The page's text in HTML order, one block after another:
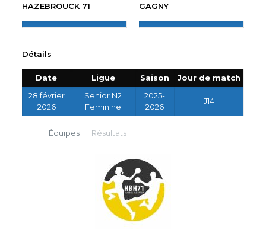
HAZEBROUCK 71
GAGNY
Détails
Date Ligue Saison
Jour de match
28 février
2026
Senior N2
Feminine
2025-
2026
J14
Équipes Résultats